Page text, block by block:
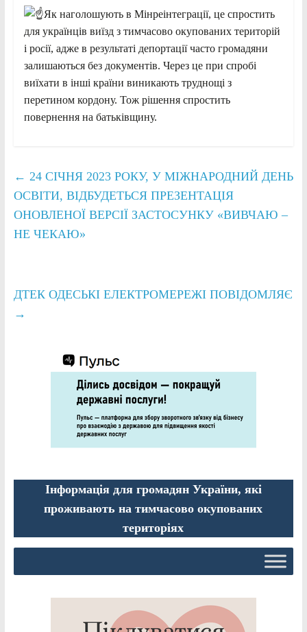
Як наголошують в Мінреінтеграції, це спростить
для українців виїзд з тимчасово окупованих територій
і росії, адже в результаті депортації часто громадяни
залишаються без документів. Через це при спробі
виїхати в інші країни виникають труднощі з
перетином кордону. Тож рішення спростить
повернення на батьківщину.
← 24 СІЧНЯ 2023 РОКУ, У МІЖНАРОДНИЙ ДЕНЬ
ОСВІТИ, ВІДБУДЕТЬСЯ ПРЕЗЕНТАЦІЯ
ОНОВЛЕНОЇ ВЕРСІЇ ЗАСТОСУНКУ «ВИВЧАЮ –
НЕ ЧЕКАЮ»
ДТЕК ОДЕСЬКІ ЕЛЕКТРОМЕРЕЖІ ПОВІДОМЛЯЄ
→
Інформація для громадян України, які
проживають на тимчасово окупованих
територіях